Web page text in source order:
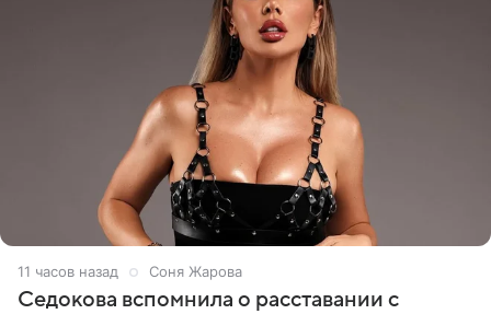
11 часов назад Соня Жарова
Седокова вспомнила о расставании с